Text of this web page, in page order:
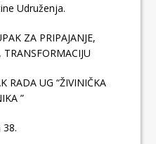
Udruženja.
ZA PRIPAJANJE,
TRANSFORMACIJU
UG “ŽIVINIČKA
”
38.